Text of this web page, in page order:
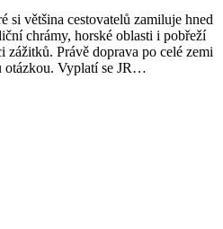
si většina cestovatelů zamiluje hned
chrámy, horské oblasti i pobřeží
Právě doprava po celé zemi
Vyplatí se JR…